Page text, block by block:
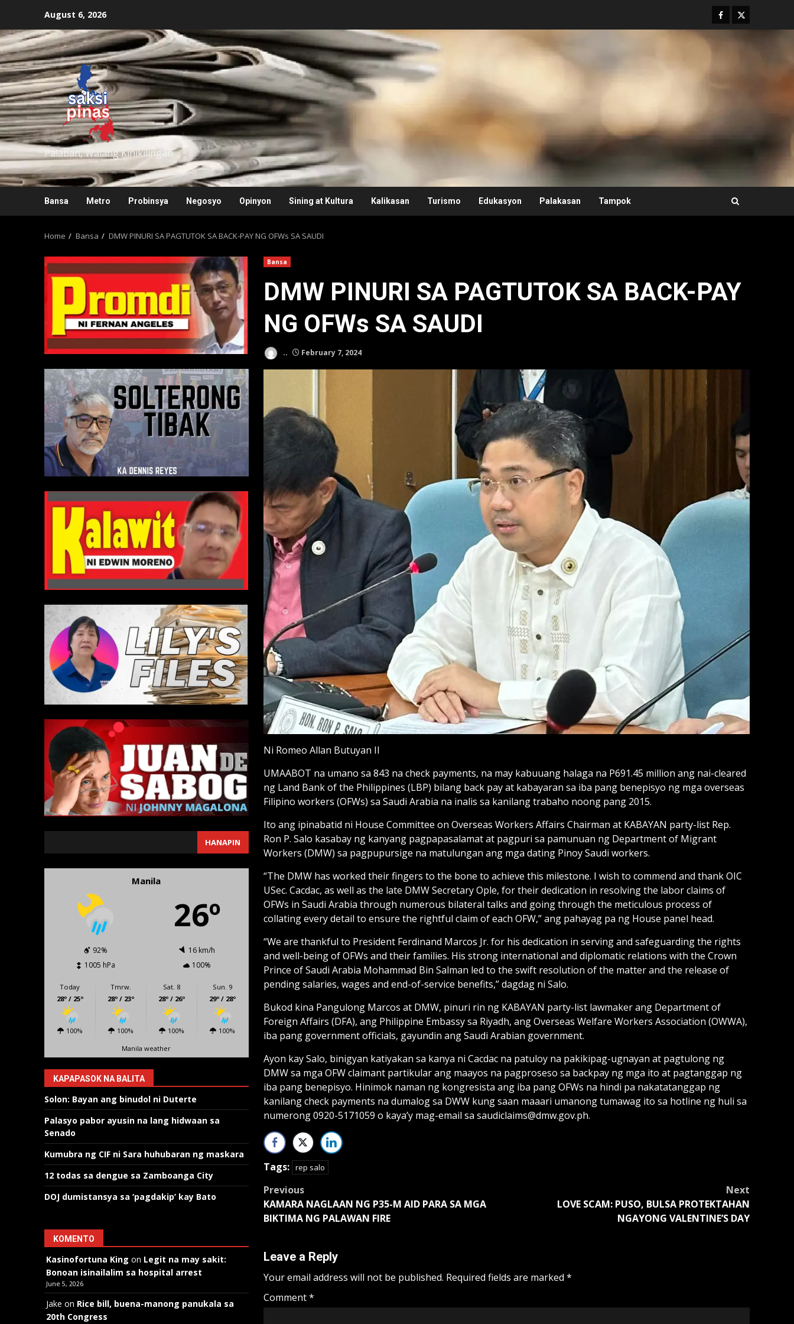
content
August 6, 2026 Facebook
Twitter
Palaban, Walang Kinikilingan
Bansa Metro Probinsya Negosyo Opinyon Sining at Kultura Kalikasan Turismo Edukasyon Palakasan Tampok
Home Bansa DMW PINURI SA PAGTUTOK SA BACK-PAY NG OFWs SA SAUDI
Bansa
DMW PINURI SA PAGTUTOK SA BACK-PAY
NG OFWs SA SAUDI
.. February 7, 2024
Ni Romeo Allan Butuyan II
UMAABOT na umano sa 843 na check payments, na may kabuuang halaga na P691.45 million ang nai-cleared
ng Land Bank of the Philippines (LBP) bilang back pay at kabayaran sa iba pang benepisyo ng mga overseas
Filipino workers (OFWs) sa Saudi Arabia na inalis sa kanilang trabaho noong pang 2015.
Ito ang ipinabatid ni House Committee on Overseas Workers Affairs Chairman at KABAYAN party-list Rep.
Ron P. Salo kasabay ng kanyang pagpapasalamat at pagpuri sa pamunuan ng Department of Migrant
Workers (DMW) sa pagpupursige na matulungan ang mga dating Pinoy Saudi workers.
“The DMW has worked their fingers to the bone to achieve this milestone. I wish to commend and thank OIC
USec. Cacdac, as well as the late DMW Secretary Ople, for their dedication in resolving the labor claims of
OFWs in Saudi Arabia through numerous bilateral talks and going through the meticulous process of
collating every detail to ensure the rightful claim of each OFW,” ang pahayag pa ng House panel head.
“We are thankful to President Ferdinand Marcos Jr. for his dedication in serving and safeguarding the rights
and well-being of OFWs and their families. His strong international and diplomatic relations with the Crown
Prince of Saudi Arabia Mohammad Bin Salman led to the swift resolution of the matter and the release of
pending salaries, wages and end-of-service benefits,” dagdag ni Salo.
Bukod kina Pangulong Marcos at DMW, pinuri rin ng KABAYAN party-list lawmaker ang Department of
Foreign Affairs (DFA), ang Philippine Embassy sa Riyadh, ang Overseas Welfare Workers Association (OWWA),
iba pang government officials, gayundin ang Saudi Arabian government.
Ayon kay Salo, binigyan katiyakan sa kanya ni Cacdac na patuloy na pakikipag-ugnayan at pagtulong ng
DMW sa mga OFW claimant partikular ang maayos na pagproseso sa backpay ng mga ito at pagtanggap ng
iba pang benepisyo. Hinimok naman ng kongresista ang iba pang OFWs na hindi pa nakatatanggap ng
kanilang check payments na dumalog sa DWW kung saan maaari umanong tumawag ito sa hotline ng huli sa
numerong 0920-5171059 o kaya’y mag-email sa saudiclaims@dmw.gov.ph.
Tags: rep salo
Post
navigation
Previous
KAMARA NAGLAAN NG P35-M AID PARA SA MGA
BIKTIMA NG PALAWAN FIRE
Next
LOVE SCAM: PUSO, BULSA PROTEKTAHAN
NGAYONG VALENTINE’S DAY
Leave a Reply
Your email address will not be published. Required fields are marked *
Comment*
HANAPIN
Manila
26º
92%
16 km/h
1005 hPa
100%
Today
28º / 25º
100%
Tmrw.
28º / 23º
100%
Sat. 8
28º / 26º
100%
Sun. 9
29º / 28º
100%
Manila weather
KAPAPASOK NA BALITA
Solon: Bayan ang binudol ni Duterte
Palasyo pabor ayusin na lang hidwaan sa
Senado
Kumubra ng CIF ni Sara huhubaran ng maskara
12 todas sa dengue sa Zamboanga City
DOJ dumistansya sa ‘pagdakip’ kay Bato
KOMENTO
Kasinofortuna King on Legit na may sakit:
Bonoan isinailalim sa hospital arrest
June 5, 2026
Jake on Rice bill, buena-manong panukala sa
20th Congress